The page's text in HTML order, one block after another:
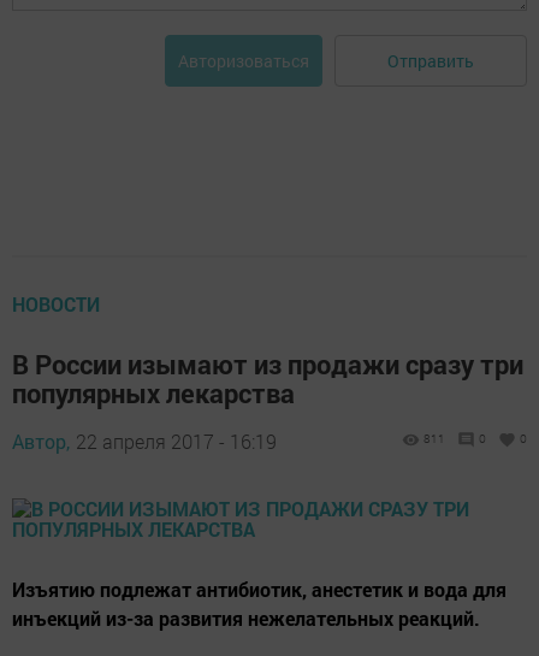
Авторизоваться Отправить
НОВОСТИ
В России изымают из продажи сразу три
популярных лекарства
Автор, 22 апреля 2017 - 16:19 811 0 0
Изъятию подлежат антибиотик, анестетик и вода для
инъекций из-за развития нежелательных реакций.